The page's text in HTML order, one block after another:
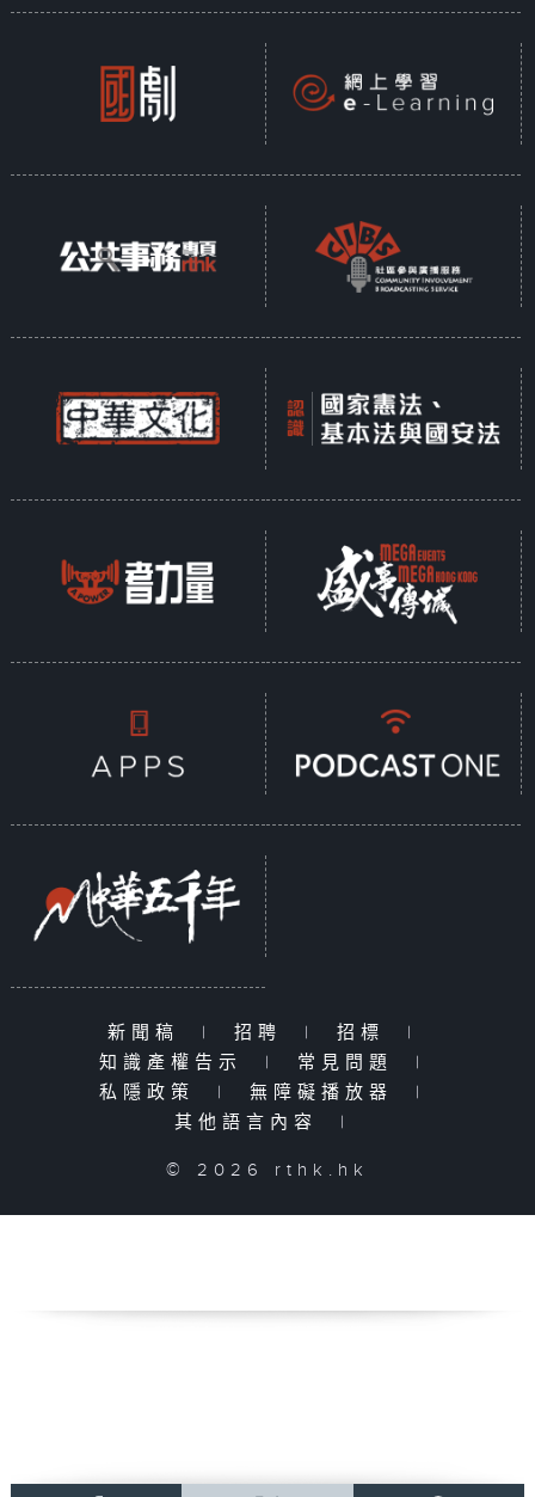
新聞稿 | 招聘 | 招標
|
知識產權告示
| 常見問題
|
私隱政策
| 無障礙播放器
|
其他語言內容
|
© 2026 rthk.hk